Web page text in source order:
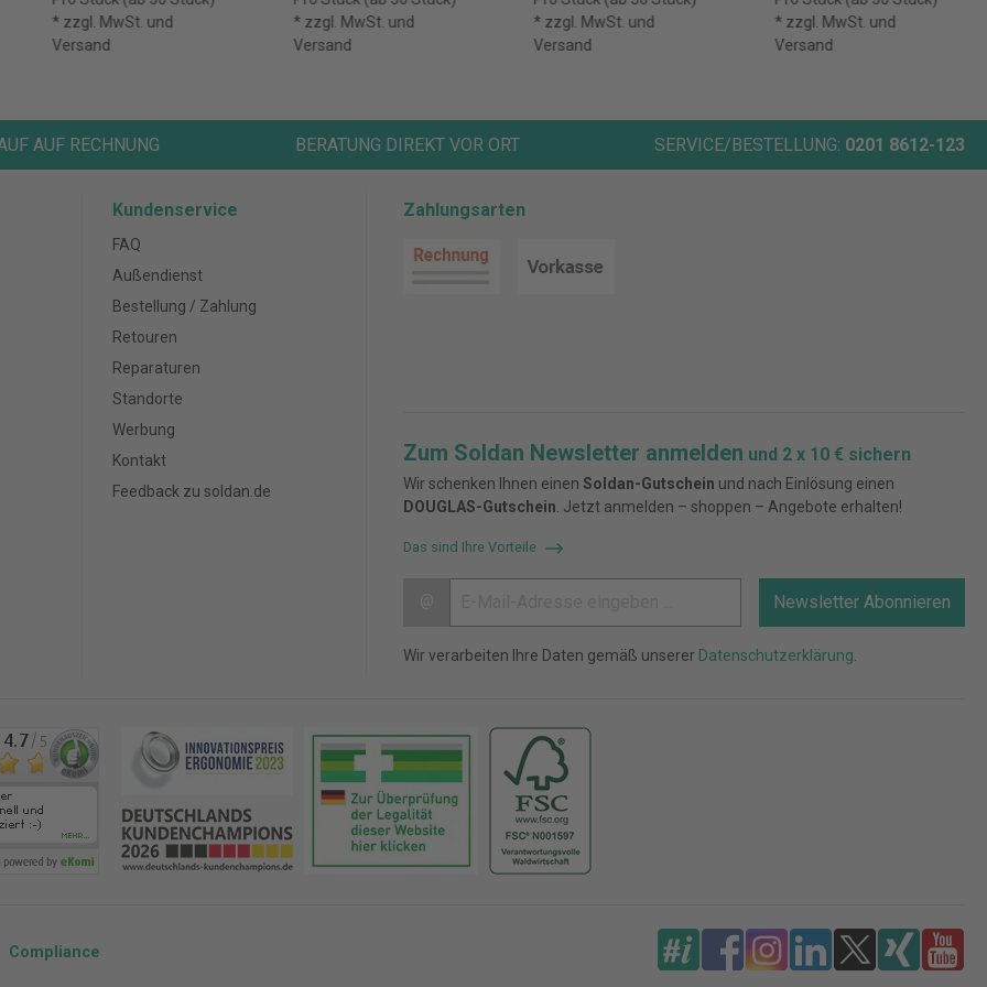
CASIO LC-401LV-
BU
* zzgl. MwSt. und
Versand
CASIO LC-401LV-
PK
* zzgl. MwSt. und
Versand
* zzgl. MwSt. und
Versand
* zzgl. MwSt. und
Versand
AUF RECHNUNG BERATUNG DIREKT VOR ORT SERVICE/BESTELLUNG: 0201 8612-123
Kundenservice
FAQ
Außendienst
Bestellung / Zahlung
Retouren
Reparaturen
Standorte
Werbung
Kontakt
Feedback zu soldan.de
Zahlungsarten
Zum Soldan Newsletter anmelden und 2 x 10 € sichern
Wir schenken Ihnen einen Soldan-Gutschein und nach Einlösung einen
DOUGLAS-Gutschein . Jetzt anmelden – shoppen – Angebote erhalten!
Das sind Ihre Vorteile
Newsletter Abonnieren
Wir verarbeiten Ihre Daten gemäß unserer Datenschutzerklärung
Compliance